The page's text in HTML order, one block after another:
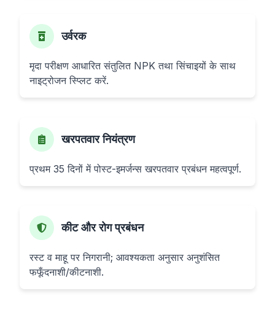
उर्वरक
मृदा परीक्षण आधारित संतुलित NPK तथा सिंचाइयों के साथ
नाइट्रोजन स्प्लिट करें.
खरपतवार नियंत्रण
प्रथम 35 दिनों में पोस्ट-इमर्जन्स खरपतवार प्रबंधन महत्वपूर्ण.
कीट और रोग प्रबंधन
रस्ट व माहू पर निगरानी; आवश्यकता अनुसार अनुशंसित
फफूँदनाशी/कीटनाशी.